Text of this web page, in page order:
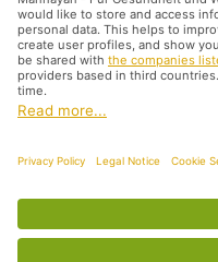
Service-Hotline
Empfohlene Links
Zahlungsarten
Alle Preise inkl. gesetzl.